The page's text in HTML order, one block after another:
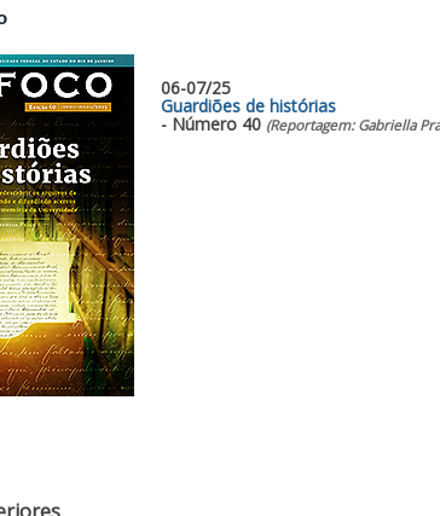
06-07/25
Guardiões de histórias
- Número 40 (Reportagem: Gabriella